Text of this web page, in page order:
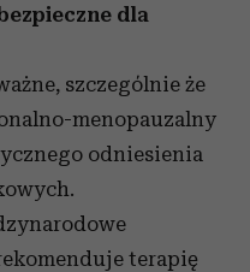
dla
szczególnie że
menopauzalny
odniesienia
terapię